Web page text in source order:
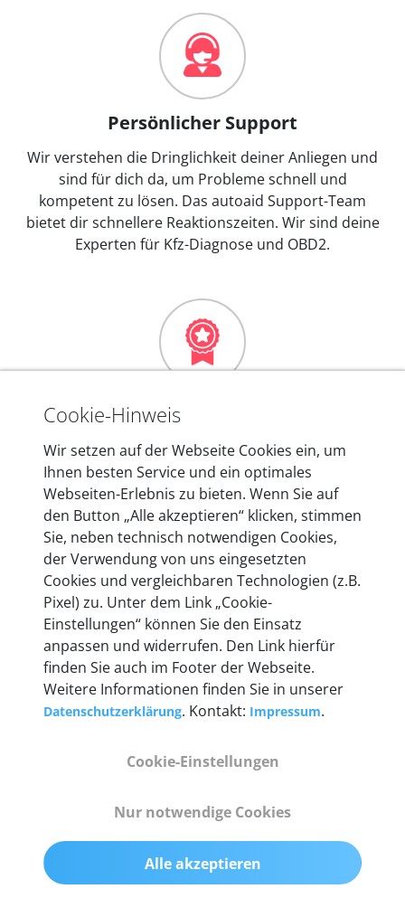
Persönlicher Support
Wir verstehen die Dringlichkeit deiner Anliegen und
sind für dich da, um Probleme schnell und
kompetent zu lösen. Das autoaid Support-Team
bietet dir schnellere Reaktionszeiten. Wir sind deine
Experten für Kfz-Diagnose und OBD2.
Mehr als 10 Jahre Erfahrung
In den Kfz-Diagnosegeräten von autoaid stecken
mehr als 10 Jahre Erfahrung, und auch in Zukunft
entwickeln wir unsere Produkte am Standort in
Berlin laufend weiter. Auf diese Qualität vertrauen
heute mehr als 60.000 Privatkunden und
Unternehmen.
Technische Details &
Lieferumfang
Abmessungen
Gewicht
200 g
Cookie-Hinweis
Wir setzen auf der Webseite Cookies ein, um
Ihnen besten Service und ein optimales
Webseiten-Erlebnis zu bieten. Wenn Sie auf
den Button „Alle akzeptieren“ klicken, stimmen
Sie, neben technisch notwendigen Cookies,
der Verwendung von uns eingesetzten
Cookies und vergleichbaren Technologien (z.B.
Pixel) zu. Unter dem Link „Cookie-
Einstellungen“ können Sie den Einsatz
anpassen und widerrufen. Den Link hierfür
finden Sie auch im Footer der Webseite.
Weitere Informationen finden Sie in unserer
Datenschutzerklärung. Kontakt: Impressum.
Cookie-Einstellungen
Nur notwendige Cookies
Alle akzeptieren